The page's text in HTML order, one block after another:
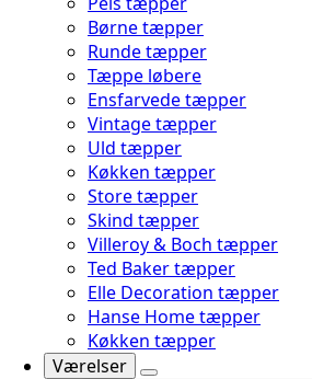
Børne tæpper
Runde tæpper
Tæppe løbere
Ensfarvede tæpper
Vintage tæpper
Uld tæpper
Køkken tæpper
Store tæpper
Skind tæpper
Villeroy & Boch tæpper
Ted Baker tæpper
Elle Decoration tæpper
Hanse Home tæpper
Køkken tæpper
Værelser